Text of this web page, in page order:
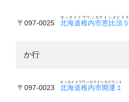
〒097-0025 北海道稚内市恵比須５
ホッカイドウワッカナイシエビス５
か行
〒097-0023 北海道稚内市開運１
ホッカイドウワッカナイシカイウン１